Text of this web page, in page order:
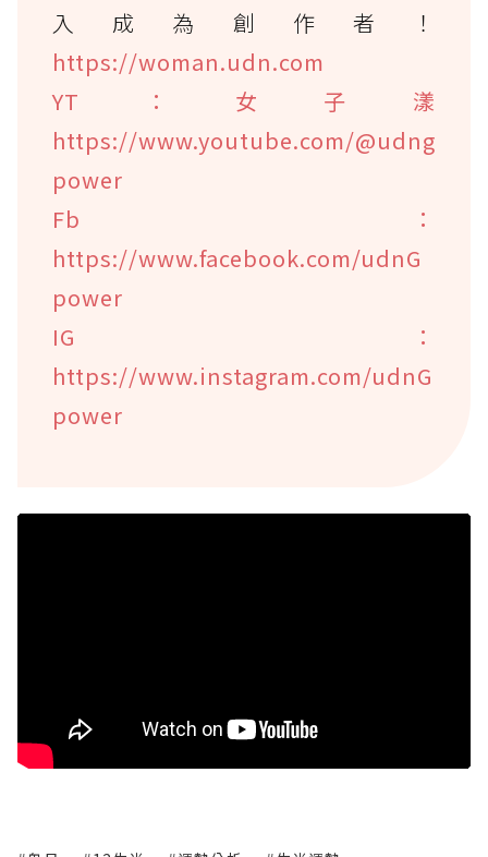
入成為創作者！
https://woman.udn.com
YT：女子漾
https://www.youtube.com/@udng
power
Fb：
https://www.facebook.com/udnG
power
IG：
https://www.instagram.com/udnG
power